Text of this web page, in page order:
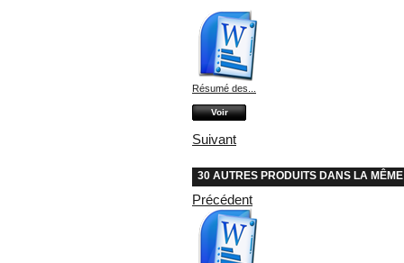
Résumé des...
Voir
Suivant
30 AUTRES PRODUITS DANS LA
Précédent